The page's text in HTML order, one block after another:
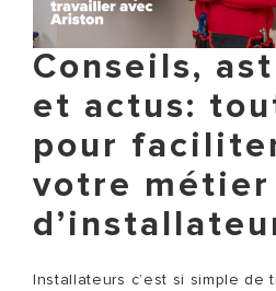
Conseils,
et actus:
pour
votre métier
Installateurs c’est si simple de